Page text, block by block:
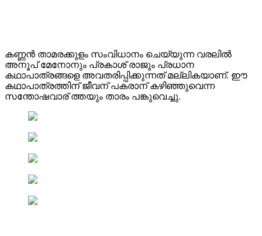
കണ്ണൻ താമരക്കുളം സംവിധാനം ചെയ്യുന്ന വരലിൽ
അനൂപ് മേനോനും പ്രകാശ് രാജും പ്രധാന
കഥാപാത്രങ്ങളെ അവതരിപ്പിക്കുന്നത് മല്ലികയാണ്. ഈ
കഥാപാത്രത്തിന് ജീവന് പകരാന് കഴിഞ്ഞുവെന്ന
സന്തോഷവാര് ത്തയും താരം പങ്കുവെച്ചു.